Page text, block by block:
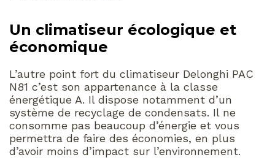
Un climatiseur écologique et
économique
L’autre point fort du climatiseur Delonghi PAC
N81 c’est son appartenance à la classe
énergétique A. Il dispose notamment d’un
système de recyclage de condensats. Il ne
consomme pas beaucoup d’énergie et vous
permettra de faire des économies, en plus
d’avoir moins d’impact sur l’environnement.